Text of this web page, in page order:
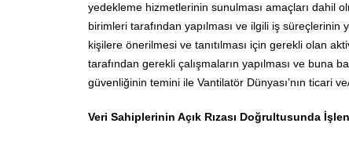
yedekleme hizmetlerinin sunulması amaçları dahil
birimleri tarafından yapılması ve ilgili iş
kişilere önerilmesi ve tanıtılması için gerekli olan
tarafından gerekli çalışmaların yapılması ve buna
güvenliğinin temini ile Vantilatör Dünyası’nın ticari
Veri Sahiplerinin Açık Rızası Doğrultusunda